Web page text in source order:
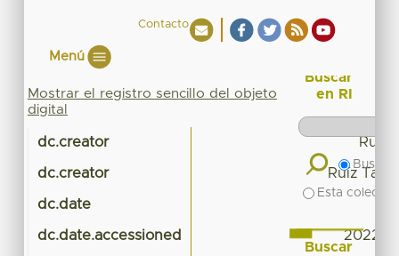
Contacto
Menú
Mostrar el registro sencillo del objeto
digital
dc.creator Ruíz
dc.creator Ruíz
dc.date
dc.date.accessioned 2022-
Buscar
en RI
Buscar
Esta
Buscar